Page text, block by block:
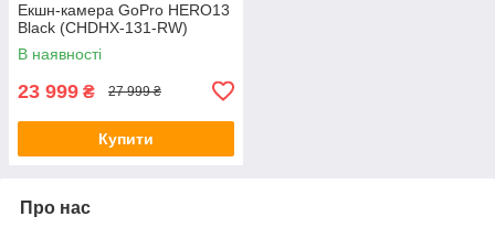
Екшн-камера GoPro HERO13
Black (CHDHX-131-RW)
В наявності
23 999 ₴ 27 999 ₴
Купити
Про нас